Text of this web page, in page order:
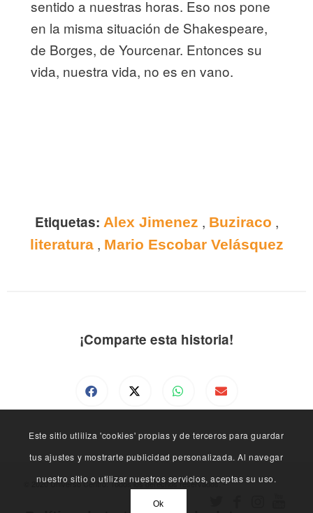
sentido a nuestras horas. Eso nos pone
en la misma situación de Shakespeare,
de Borges, de Yourcenar. Entonces su
vida, nuestra vida, no es en vano.
Etiquetas: Alex Jimenez , Buziraco ,
literatura, Mario Escobar Velásquez
¡Comparte esta historia!
© 2020 Universo Centro. Todos los derechos reservados. -
Este sitio utliliza 'cookies' propias y de terceros para guardar
tus ajustes y mostrarte publicidad personalizada. Al navegar
nuestro sitio o utilizar nuestros servicios, aceptas su uso.
Ok